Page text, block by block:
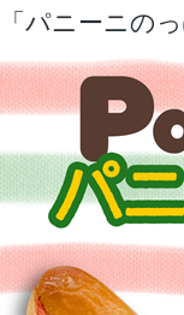
「パニーニの